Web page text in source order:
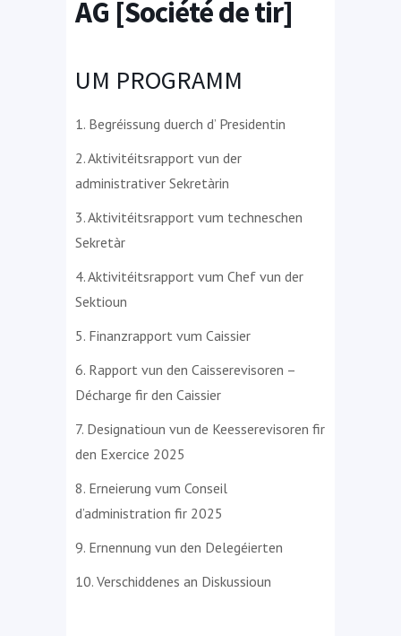
AG [Société de tir]
UM PROGRAMM
1. Begréissung duerch d’ Presidentin
2. Aktivitéitsrapport vun der
administrativer Sekretàrin
3. Aktivitéitsrapport vum techneschen
Sekretàr
4. Aktivitéitsrapport vum Chef vun der
Sektioun
5. Finanzrapport vum Caissier
6. Rapport vun den Caisserevisoren –
Décharge fir den Caissier
7. Designatioun vun de Keesserevisoren fir
den Exercice 2025
8. Erneierung vum Conseil
d’administration fir 2025
9. Ernennung vun den Delegéierten
10. Verschiddenes an Diskussioun